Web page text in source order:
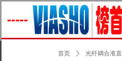
首页 ꄲ 光纤耦合准直